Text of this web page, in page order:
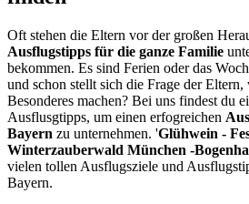
Oft stehen die Eltern vor der großen
Ausflugstipps für die ganze Familie
bekommen. Es sind Ferien oder das
und schon stellt sich die Frage der
Besonderes machen? Bei uns findest du
Ausflusgtipps, um einen erfogreichen
Bayern zu unternehmen. 'Glühwein -
Winterzauberwald München -
vielen tollen Ausflugsziele und
Bayern.